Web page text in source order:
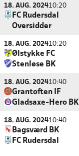
18. AUG. 202410:20
FC Rudersdal
Oversidder
18. AUG. 202410:20
Ølstykke FC
Stenløse BK
18. AUG. 202410:40
Grantoften IF
Gladsaxe-Hero BK
18. AUG. 202410:40
Bagsværd BK
FC Rudersdal